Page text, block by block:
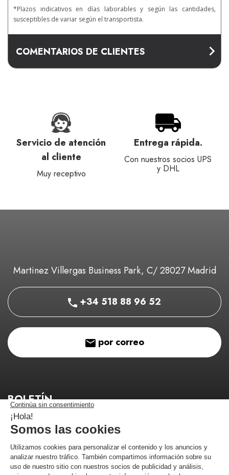
*Plazos indicativos en días laborables y según las cantidades,
susceptibles de variar según el transportista.
COMENTARIOS DE CLIENTES
Servicio de atención
al cliente
Muy receptivo
Entrega rápida.
Con nuestros socios UPS
y DHL
Martinez Villergas Business Park, C/ 28027 Madrid
+34 518 88 96 52
por correo
BOLETÍN
¡Manténgase informado de nuestros buenos planes!
¡Me estoy registrando!